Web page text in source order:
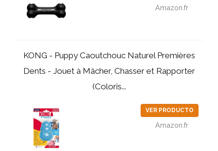
Amazon.fr
KONG - Puppy Caoutchouc Naturel Premières
Dents - Jouet à Mâcher, Chasser et Rapporter
(Coloris...
VER PRODUCTO
Amazon.fr